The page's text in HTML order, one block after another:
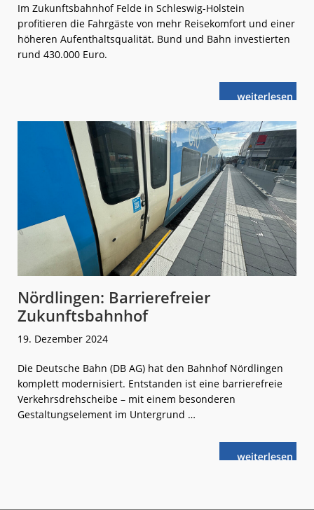
Im Zukunftsbahnhof Felde in Schleswig-Holstein
profitieren die Fahrgäste von mehr Reisekomfort und einer
höheren Aufenthaltsqualität. Bund und Bahn investierten
rund 430.000 Euro.
weiterlese
n
Nördlingen: Barrierefreier
Zukunftsbahnhof
19. Dezember 2024
Die Deutsche Bahn (DB AG) hat den Bahnhof Nördlingen
komplett modernisiert. Entstanden ist eine barrierefreie
Verkehrsdrehscheibe – mit einem besonderen
Gestaltungselement im Untergrund …
weiterlese
nNördlingen: